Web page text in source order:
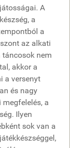
A
a
a
az alkati
táncosok nem
akkor a
a versenyt
és nagy
a
Ilyen
sok van a